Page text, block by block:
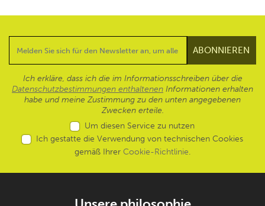
Ich erkläre, dass ich die im Informationsschreiben über die
Datenschutzbestimmungen enthaltenen Informationen erhalten
habe und meine Zustimmung zu den unten angegebenen
Zwecken erteile.
Um diesen Service zu nutzen
Ich gestatte die Verwendung von technischen Cookies
gemäß Ihrer Cookie-Richtlinie.